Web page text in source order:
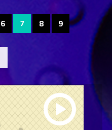
6 7 8 9